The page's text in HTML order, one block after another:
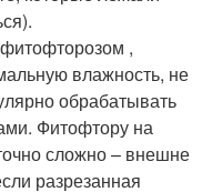
,
влажность, не
обрабатывать
Фитофтору на
сложно – внешне
разрезанная